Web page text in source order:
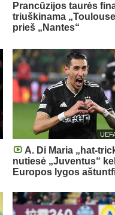
Prancūzijos taurės
triuškinama
prieš „Nantes“
A. Di Maria „hat-
nutiesė „Juventus“
Europos lygos